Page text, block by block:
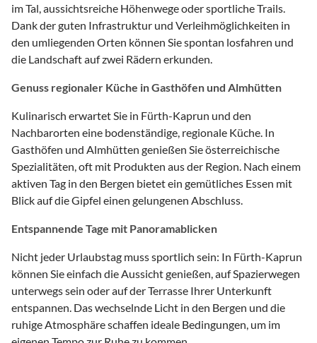
im Tal, aussichtsreiche Höhenwege oder sportliche Trails.
Dank der guten Infrastruktur und Verleihmöglichkeiten in
den umliegenden Orten können Sie spontan losfahren und
die Landschaft auf zwei Rädern erkunden.
Genuss regionaler Küche in Gasthöfen und Almhütten
Kulinarisch erwartet Sie in Fürth-Kaprun und den
Nachbarorten eine bodenständige, regionale Küche. In
Gasthöfen und Almhütten genießen Sie österreichische
Spezialitäten, oft mit Produkten aus der Region. Nach einem
aktiven Tag in den Bergen bietet ein gemütliches Essen mit
Blick auf die Gipfel einen gelungenen Abschluss.
Entspannende Tage mit Panoramablicken
Nicht jeder Urlaubstag muss sportlich sein: In Fürth-Kaprun
können Sie einfach die Aussicht genießen, auf Spazierwegen
unterwegs sein oder auf der Terrasse Ihrer Unterkunft
entspannen. Das wechselnde Licht in den Bergen und die
ruhige Atmosphäre schaffen ideale Bedingungen, um im